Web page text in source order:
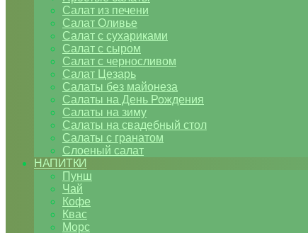
Салат из печени
Салат Оливье
Салат с сухариками
Салат с сыром
Салат с черносливом
Салат Цезарь
Салаты без майонеза
Салаты на День Рождения
Салаты на зиму
Салаты на свадебный стол
Салаты с гранатом
Слоеный салат
НАПИТКИ
Пунш
Чай
Кофе
Квас
Морс